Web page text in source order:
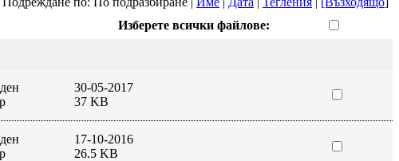
Изберете всички файлове:
30-05-2017
37 KB
17-10-2016
26.5 KB